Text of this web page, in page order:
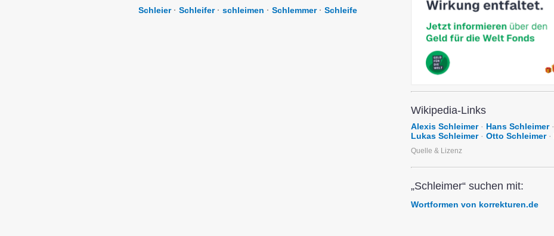
Schleier · Schleifer · schleimen · Schlemmer · Schleife
Wikipedia-Links
Alexis Schleimer· Hans Schleimer·
Lukas Schleimer· Otto Schleimer·
Quelle & Lizenz
„Schleimer“ suchen mit:
Wortformen von korrekturen.de